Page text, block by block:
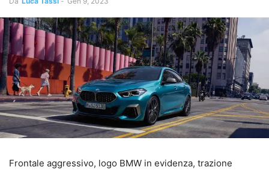
Frontale aggressivo, logo BMW in evidenza, trazione